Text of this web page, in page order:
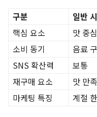
구분 일반
핵심 요소
맛 중심
소비 동기
음료
SNS 확산력
보통
재구매 요소
맛 만
마케팅 특징
계절